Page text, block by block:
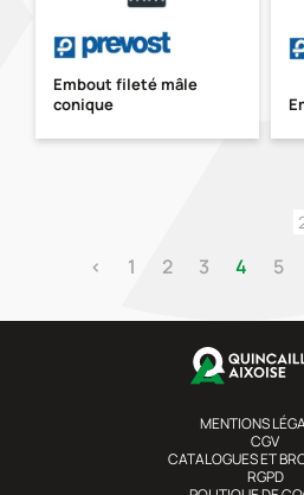
Embout fileté mâle
conique
‹ 1 2 3 4 5
MENTIONS
CGV
CATALOGUES ET
RGPD